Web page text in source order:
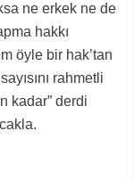
ne erkek ne de
hakkı
öyle bir hak’tan
rahmetli
kadar” derdi